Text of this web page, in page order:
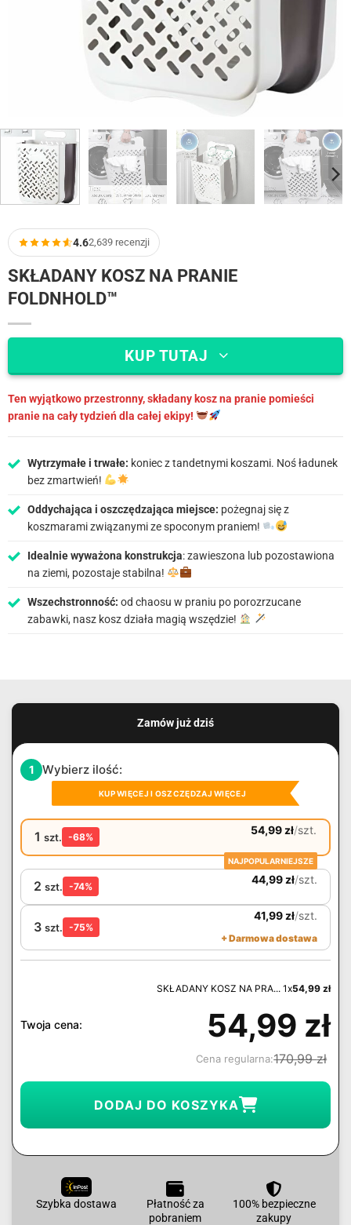
4.62,639 recenzji
SKŁADANY KOSZ NA PRANIE
FOLDNHOLD™
KUP TUTAJ
Ten wyjątkowo przestronny, składany kosz na pranie pomieści
pranie na cały tydzień dla całej ekipy!
Wytrzymałe i trwałe: koniec z tandetnymi koszami. Noś ładunek
bez zmartwień!
Oddychająca i oszczędzająca miejsce: pożegnaj się z
koszmarami związanymi ze spoconym praniem!
Idealnie wyważona konstrukcja: zawieszona lub pozostawiona
na ziemi, pozostaje stabilna!
Wszechstronność: od chaosu w praniu po porozrzucane
zabawki, nasz kosz działa magią wszędzie!
Zamów już dziś
1 Wybierz ilość:
KUP WIĘCEJ I OSZCZĘDZAJ WIĘCEJ
1 szt. -68%
54,99 zł/szt.
NAJPOPULARNIEJSZE
2 szt. -74%
44,99 zł/szt.
3 szt. -75%
41,99 zł/szt.
+ Darmowa dostawa
SKŁADANY KOSZ NA PRA... 1x54,99 zł
Twoja cena: 54,99 zł
Cena regularna:170,99zł
DODAJ DO KOSZYKA
Szybka dostawa
Płatność za
pobraniem
100% bezpieczne
zakupy